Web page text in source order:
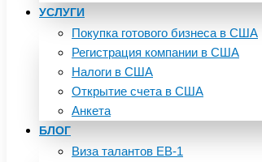
УСЛУГИ
Покупка готового бизнеса в США
Регистрация компании в США
Налоги в США
Открытие счета в США
Анкета
БЛОГ
Виза талантов EB-1